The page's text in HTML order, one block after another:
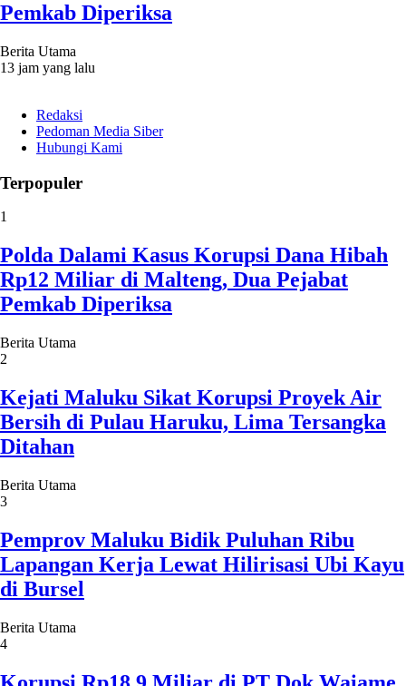
Pemkab Diperiksa
Berita Utama
13 jam yang lalu
Redaksi
Pedoman Media Siber
Hubungi Kami
Terpopuler
1
Polda Dalami Kasus Korupsi Dana Hibah
Rp12 Miliar di Malteng, Dua Pejabat
Pemkab Diperiksa
Berita Utama
2
Kejati Maluku Sikat Korupsi Proyek Air
Bersih di Pulau Haruku, Lima Tersangka
Ditahan
Berita Utama
3
Pemprov Maluku Bidik Puluhan Ribu
Lapangan Kerja Lewat Hilirisasi Ubi Kayu
di Bursel
Berita Utama
4